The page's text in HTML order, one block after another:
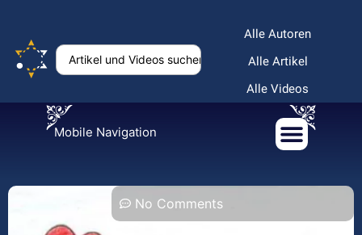
Alle Autoren
Alle Artikel
Alle Videos
Mobile Navigation
No Comments